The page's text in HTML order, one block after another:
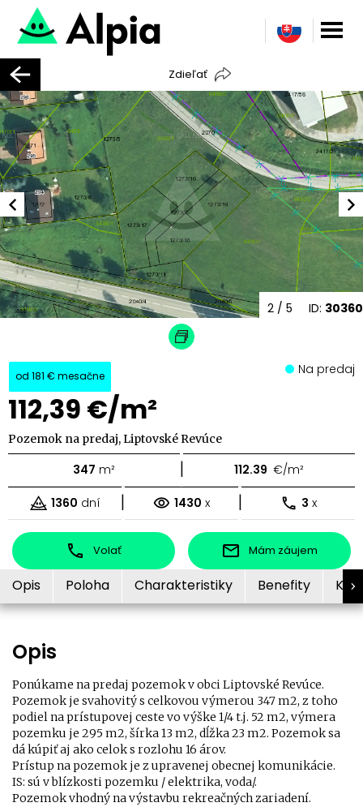
Zdieľať
ID: 30360
2 / 5
od 181 € mesačne
112,39 €/m²
Na predaj
Pozemok na predaj, Liptovské Revúce
347 m² | 112.39 €/m²
1360 dní | 1430 x | 3 x
Volať Mám záujem
Opis Poloha Charakteristiky Benefity
Opis
Ponúkame na predaj pozemok v obci Liptovské Revúce.
Pozemok je svahovitý s celkovou výmerou 347 m2, z toho
podiel na prístupovej ceste vo výške 1/4 t.j. 52 m2, výmera
pozemku je 295 m2, šírka 13 m2, dĺžka 23 m2. Pozemok sa
dá kúpiť aj ako celok s rozlohu 16 árov.
Prístup na pozemok je z upravenej obecnej komunikácie.
IS: sú v blízkosti pozemku / elektrika, voda/.
Pozemok vhodný na výstavbu rekreačných zariadení.